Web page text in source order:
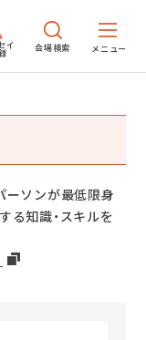
イ 会場検索
ーソンが最低限身
る知識・スキルを